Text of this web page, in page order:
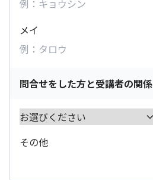
メイ
問合せをした方と受講者の関係
その他